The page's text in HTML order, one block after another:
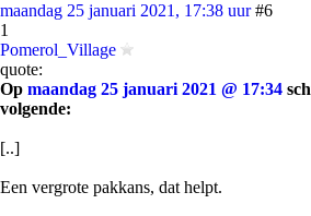
maandag 25 januari 2021, 17:38 uur #6
1
Pomerol_Village
quote:
Op maandag 25 januari 2021 @ 17:34
volgende:
[..]
Een vergrote pakkans, dat helpt.